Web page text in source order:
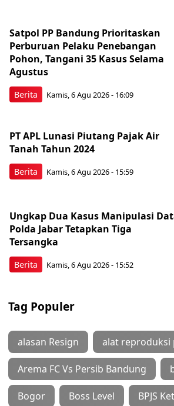
Berita
Satpol PP Bandung Prioritaskan
Perburuan Pelaku Penebangan
Pohon, Tangani 35 Kasus Selama
Agustus
Kamis, 6 Agu 2026 - 16:09
Berita
PT APL Lunasi Piutang Pajak Air
Tanah Tahun 2024
Kamis, 6 Agu 2026 - 15:59
Berita
Ungkap Dua Kasus Manipulasi
Polda Jabar Tetapkan Tiga
Tersangka
Kamis, 6 Agu 2026 - 15:52
Tag Populer
alasan Resign alat reproduksi
Arema FC Vs Persib Bandung
Bogor Boss Level BPJS